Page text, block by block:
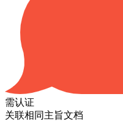
需认证
关联相同主旨文档